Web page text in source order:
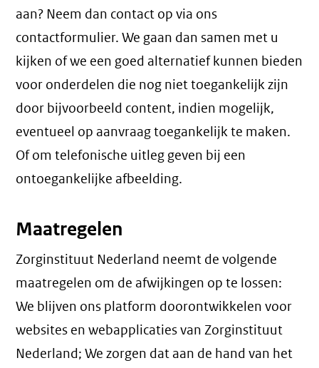
aan? Neem dan contact op via ons
contactformulier. We gaan dan samen met u
kijken of we een goed alternatief kunnen bieden
voor onderdelen die nog niet toegankelijk zijn
door bijvoorbeeld content, indien mogelijk,
eventueel op aanvraag toegankelijk te maken.
Of om telefonische uitleg geven bij een
ontoegankelijke afbeelding.
Maatregelen
Zorginstituut Nederland neemt de volgende
maatregelen om de afwijkingen op te lossen:
We blijven ons platform doorontwikkelen voor
websites en webapplicaties van Zorginstituut
Nederland; We zorgen dat aan de hand van het